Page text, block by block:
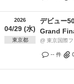
2026
04/29 (水)
東京都
デビュー
Grand
@ 東京国際
-- 件